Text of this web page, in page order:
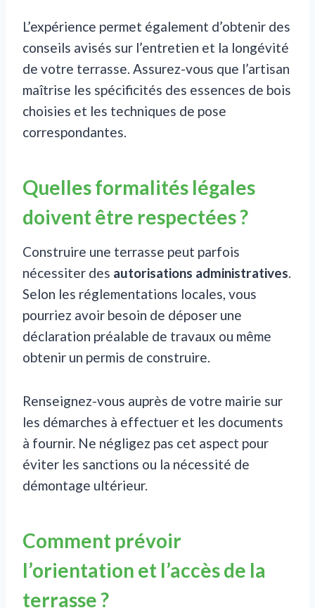
L’expérience permet également d’obtenir des
conseils avisés sur l’entretien et la longévité
de votre terrasse. Assurez-vous que l’artisan
maîtrise les spécificités des essences de bois
choisies et les techniques de pose
correspondantes.
Quelles formalités légales
doivent être respectées ?
Construire une terrasse peut parfois
nécessiter des autorisations administratives.
Selon les réglementations locales, vous
pourriez avoir besoin de déposer une
déclaration préalable de travaux ou même
obtenir un permis de construire.
Renseignez-vous auprès de votre mairie sur
les démarches à effectuer et les documents
à fournir. Ne négligez pas cet aspect pour
éviter les sanctions ou la nécessité de
démontage ultérieur.
Comment prévoir
l’orientation et l’accès de la
terrasse ?